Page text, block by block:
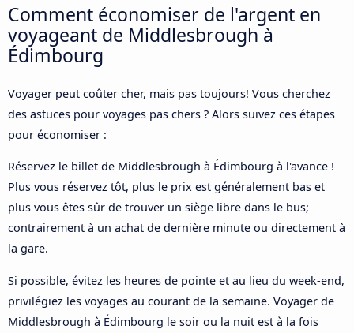
Comment économiser de l'argent en
voyageant de Middlesbrough à
Édimbourg
Voyager peut coûter cher, mais pas toujours! Vous cherchez
des astuces pour voyages pas chers ? Alors suivez ces étapes
pour économiser :
Réservez le billet de Middlesbrough à Édimbourg à l'avance !
Plus vous réservez tôt, plus le prix est généralement bas et
plus vous êtes sûr de trouver un siège libre dans le bus;
contrairement à un achat de dernière minute ou directement à
la gare.
Si possible, évitez les heures de pointe et au lieu du week-end,
privilégiez les voyages au courant de la semaine. Voyager de
Middlesbrough à Édimbourg le soir ou la nuit est à la fois